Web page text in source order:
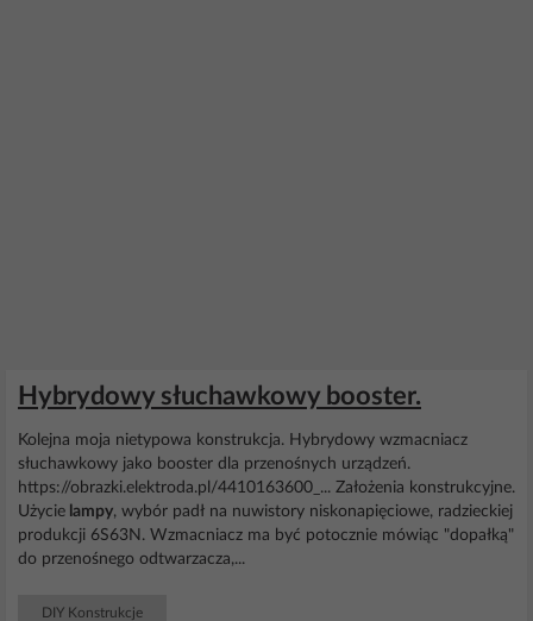
Hybrydowy słuchawkowy booster.
Kolejna moja nietypowa konstrukcja. Hybrydowy wzmacniacz
słuchawkowy jako booster dla przenośnych urządzeń.
https://obrazki.elektroda.pl/4410163600_... Założenia konstrukcyjne.
Użycie lampy, wybór padł na nuwistory niskonapięciowe, radzieckiej
produkcji 6S63N. Wzmacniacz ma być potocznie mówiąc "dopałką"
do przenośnego odtwarzacza,...
DIY Konstrukcje